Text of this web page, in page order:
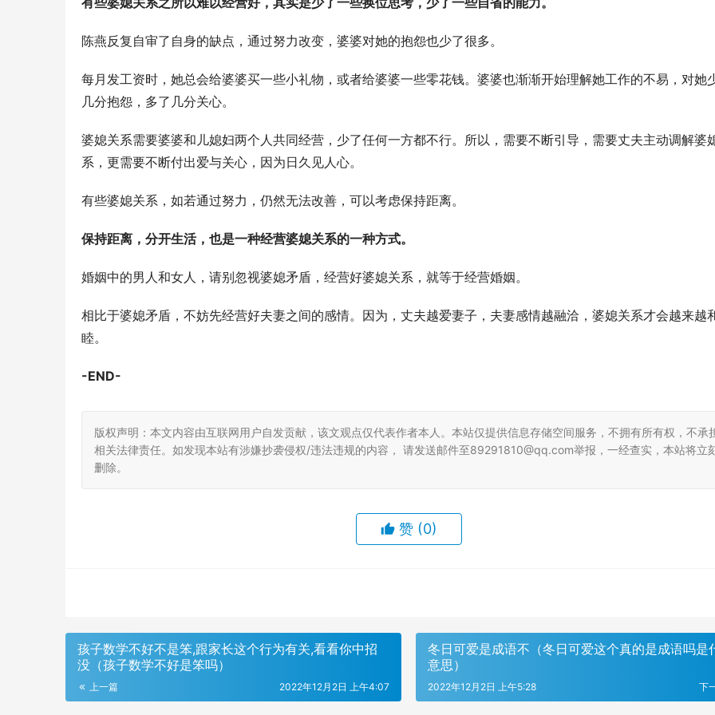
陈燕反复自审了自身的缺点，通过努力改变，婆婆对她的抱怨也少了很多。
每月发工资时，她总会给婆婆买一些小礼物，或者给婆婆一些零花钱。婆婆也渐渐开始理解她工作的不易，对她
几分抱怨，多了几分关心。
婆媳关系需要婆婆和儿媳妇两个人共同经营，少了任何一方都不行。所以，需要不断引导，需要丈夫主动调解婆
系，更需要不断付出爱与关心，因为日久见人心。
有些婆媳关系，如若通过努力，仍然无法改善，可以考虑保持距离。
保持距离，分开生活，也是一种经营婆媳关系的一种方式。
婚姻中的男人和女人，请别忽视婆媳矛盾，经营好婆媳关系，就等于经营婚姻。
相比于婆媳矛盾，不妨先经营好夫妻之间的感情。因为，丈夫越爱妻子，夫妻感情越融洽，婆媳关系才会越来越
睦。
-END-
版权声明：本文内容由互联网用户自发贡献，该文观点仅代表作者本人。本站仅提供信息存储空间服务，不拥有所有权，不承
相关法律责任。如发现本站有涉嫌抄袭侵权/违法违规的内容， 请发送邮件至89291810@qq.com举报，一经查实，本站将立
删除。
赞 (0)
孩子数学不好不是笨,跟家长这个行为有关,看看你中招
没（孩子数学不好是笨吗）
上一篇 2022年12月2日 上午4:07
冬日可爱是成语不（冬日可爱这个真的是成语吗是
意思）
下
2022年12月2日 上午5:28